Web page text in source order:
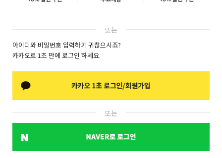
또는
아이디와 비밀번호 입력하기 귀찮으시죠?
카카오로 1초 만에 로그인 하세요.
또는